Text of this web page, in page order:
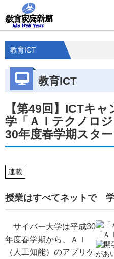
教育ICT
教育ICT
【第49回】ICTキ
学「ＡＩテクノロ
30年度春学期スター
連載
授業はすべてネットで
「
サイバー大学は平成30
年度春学期から、ＡＩ
（人工知能）のアプリケ